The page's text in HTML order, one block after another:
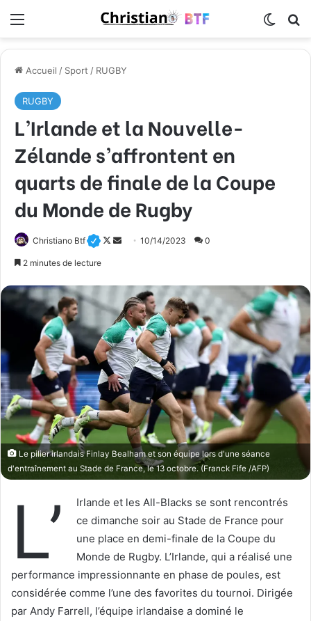
Accueil / Sport / RUGBY
RUGBY
L’Irlande et la Nouvelle-
Zélande s’affrontent en
quarts de finale de la Coupe
du Monde de Rugby
Christiano Btf
F
o
w
o
n
X
y
e
r
u
n
c
o
u
r
r
i
l
10/14/2023 0
2 minutes de lecture
Le pilier irlandais Finlay Bealham et son équipe lors d'une séance
d'entraînement au Stade de France, le 13 octobre. (Franck Fife /AFP)
L’
Irlande et les All-Blacks se sont rencontrés
ce dimanche soir au Stade de France pour
une place en demi-finale de la Coupe du
Monde de Rugby. L’Irlande, qui a réalisé une
performance impressionnante en phase de poules, est
considérée comme l’une des favorites du tournoi. Dirigée
par Andy Farrell, l’équipe irlandaise a dominé le